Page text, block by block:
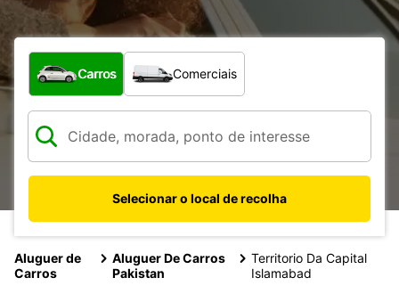
Que tipo de veículo pretende?
Carros Comerciais
Selecionar o local de recolha
Aluguer de
Carros
Aluguer De Carros
Pakistan
Territorio Da Capital
Islamabad